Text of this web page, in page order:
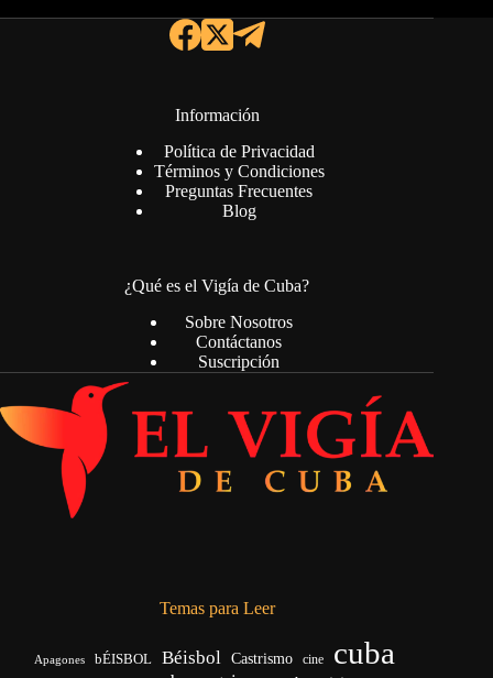
Información
Política de Privacidad
Términos y Condiciones
Preguntas Frecuentes
Blog
¿Qué es el Vigía de Cuba?
Sobre Nosotros
Contáctanos
Suscripción
Temas para Leer
Apagones bÉISBOL Béisbol Castrismo cine cuba